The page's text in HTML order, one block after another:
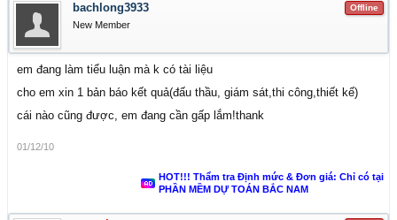
Offline
bachlong3933
New Member
em đang làm tiểu luận mà k có tài liệu
cho em xin 1 bản báo kết quả(đấu thầu, giám sát,thi công,thiết kế)
cái nào cũng được, em đang cần gấp lắm!thank
01/12/10
HOT!!! Thẩm tra Định mức & Đơn giá: Chỉ có tại
PHẦN MỀM DỰ TOÁN BẮC NAM